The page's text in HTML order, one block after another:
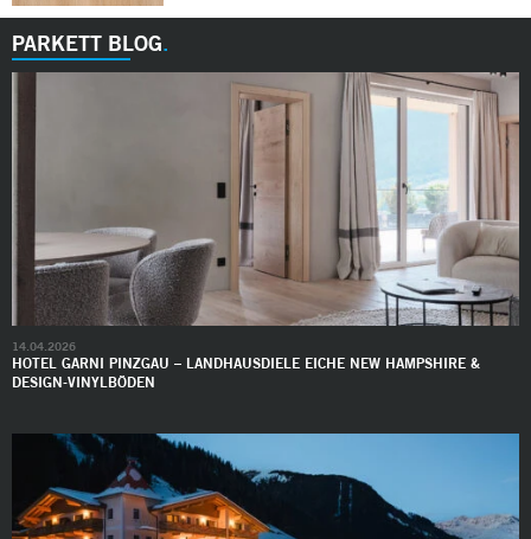
PARKETT BLOG
HOTEL GARNI PINZGAU – LANDHAUSDIELE EICHE NEW HAMPSHIRE &
DESIGN-VINYLBÖDEN
14.04.2026